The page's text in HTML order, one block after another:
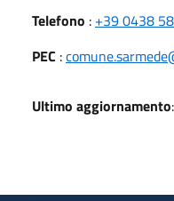
Telefono : +39 0438
PEC :
Ultimo aggiornamento